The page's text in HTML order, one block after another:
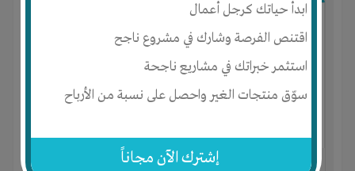
ابدأ حياتك كرجل أعمال
اقتنص الفرصة وشارك في مشروع ناجح
استثمر خبراتك في مشاريع ناجحة
سوّق منتجات الغير واحصل على نسبة من الأرباح
إشترك الآن مجاناً